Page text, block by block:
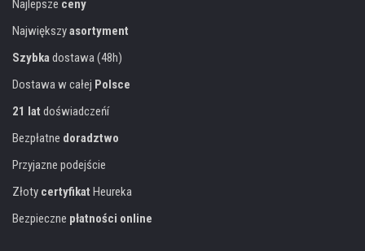
Najlepsze ceny
Największyasortyment
Szybkadostawa (48h)
Dostawa w całej Polsce
21 lat doświadczeńí
Bezpłatne doradztwo
Przyjazne podejście
Złoty certyfikat Heureka
Bezpieczne płatności online